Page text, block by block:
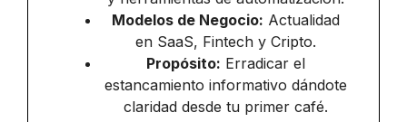
Modelos de Negocio: Actualidad
en SaaS, Fintech y Cripto.
Propósito: Erradicar el
estancamiento informativo dándote
claridad desde tu primer café.